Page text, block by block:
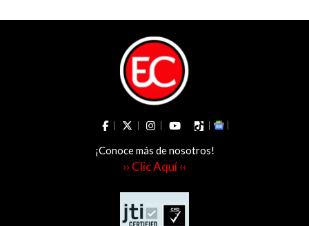
¡Conoce más de nosotros!
›› Clic Aquí ‹‹